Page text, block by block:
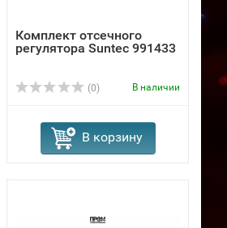
Комплект отсечного
регулятора Suntec 991433
(0) В наличии
В корзину